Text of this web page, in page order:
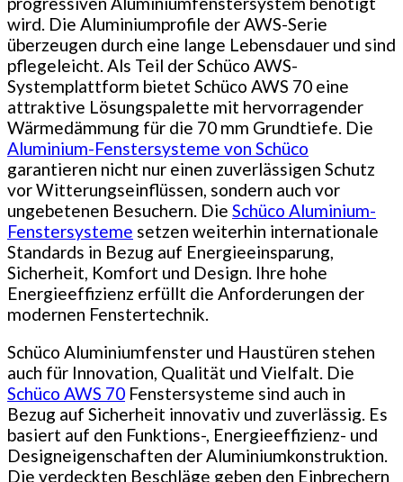
wird. Die Aluminiumprofile der AWS-Serie
überzeugen durch eine lange Lebensdauer und sind
pflegeleicht. Als Teil der Schüco AWS-
Systemplattform bietet Schüco AWS 70 eine
attraktive Lösungspalette mit hervorragender
Wärmedämmung für die 70 mm Grundtiefe. Die
Aluminium-Fenstersysteme von Schüco
garantieren nicht nur einen zuverlässigen Schutz
vor Witterungseinflüssen, sondern auch vor
ungebetenen Besuchern. Die Schüco Aluminium-
Fenstersysteme setzen weiterhin internationale
Standards in Bezug auf Energieeinsparung,
Sicherheit, Komfort und Design. Ihre hohe
Energieeffizienz erfüllt die Anforderungen der
modernen Fenstertechnik.
Schüco Aluminiumfenster und Haustüren stehen
auch für Innovation, Qualität und Vielfalt. Die
Schüco AWS 70 Fenstersysteme sind auch in
Bezug auf Sicherheit innovativ und zuverlässig. Es
basiert auf den Funktions-, Energieeffizienz- und
Designeigenschaften der Aluminiumkonstruktion.
Die verdeckten Beschläge geben den Einbrechern